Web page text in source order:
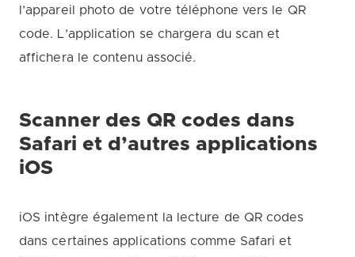
l’appareil photo de votre téléphone vers le QR
code. L’application se chargera du scan et
affichera le contenu associé.
Scanner des QR codes dans
Safari et d’autres applications
iOS
iOS intègre également la lecture de QR codes
dans certaines applications comme Safari et